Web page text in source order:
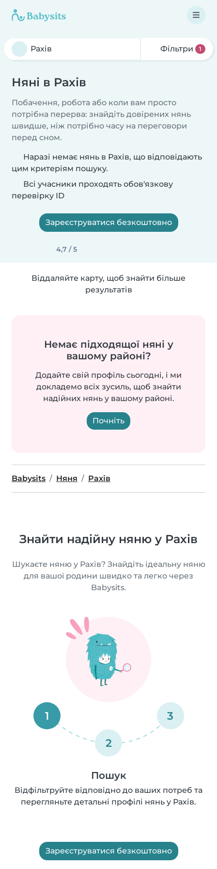
Фільтри 1
Няні в Рахів
Побачення, робота або коли вам просто
потрібна перерва: знайдіть довірених нянь
швидше, ніж потрібно часу на переговори
перед сном.
Наразі немає нянь в Рахів, що відповідають
цим критеріям пошуку.
Всі учасники проходять обов'язкову
перевірку ID
Зареєструватися безкоштовно
4,7 / 5
Віддаляйте карту, щоб знайти більше
результатів
Немає підходящої няні у
вашому районі?
Додайте свій профіль сьогодні, і ми
докладемо всіх зусиль, щоб знайти
надійних нянь у вашому районі.
Почніть
Babysits Няня Рахів
Знайти надійну няню у Рахів
Шукаєте няню у Рахів? Знайдіть ідеальну няню
для вашої родини швидко та легко через
Babysits.
1
2
3
Пошук
Відфільтруйте відповідно до ваших потреб та
перегляньте детальні профілі нянь у Рахів.
Зареєструватися безкоштовно